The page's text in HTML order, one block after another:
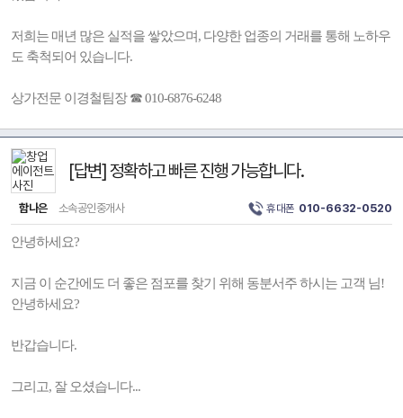
저희는 매년 많은 실적을 쌓았으며, 다양한 업종의 거래를 통해 노하우
도 축척되어 있습니다.
상가전문 이경철팀장 ☎ 010-6876-6248
[답변] 정확하고 빠른 진행 가능합니다.
함나은 소속공인중개사 휴대폰 010-6632-0520
안녕하세요?
지금 이 순간에도 더 좋은 점포를 찾기 위해 동분서주 하시는 고객 님!
안녕하세요?
반갑습니다.
그리고, 잘 오셨습니다...